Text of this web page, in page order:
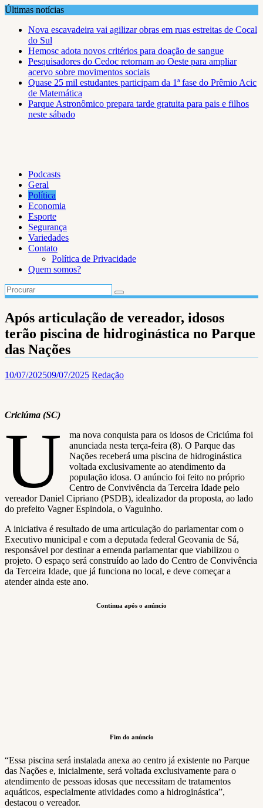
Skip
content
Últimas notícias
Nova escavadeira vai agilizar obras em ruas estreitas de Cocal
do Sul
Hemosc adota novos critérios para doação de sangue
Pesquisadores do Cedoc retornam ao Oeste para ampliar
acervo sobre movimentos sociais
Quase 25 mil estudantes participam da 1ª fase do Prêmio Acic
de Matemática
Parque Astronômico prepara tarde gratuita para pais e filhos
neste sábado
Podcasts
Geral
Política
Economia
Esporte
Segurança
Variedades
Contato
Política de Privacidade
Quem somos?
Após articulação de vereador, idosos
terão piscina de hidroginástica no Parque
das Nações
10/07/202509/07/2025 Redação
Criciúma (SC)
U
ma nova conquista para os idosos de Criciúma foi
anunciada nesta terça-feira (8). O Parque das
Nações receberá uma piscina de hidroginástica
voltada exclusivamente ao atendimento da
população idosa. O anúncio foi feito no próprio
Centro de Convivência da Terceira Idade pelo
vereador Daniel Cipriano (PSDB), idealizador da proposta, ao lado
do prefeito Vagner Espindola, o Vaguinho.
A iniciativa é resultado de uma articulação do parlamentar com o
Executivo municipal e com a deputada federal Geovania de Sá,
responsável por destinar a emenda parlamentar que viabilizou o
projeto. O espaço será construído ao lado do Centro de Convivência
da Terceira Idade, que já funciona no local, e deve começar a
atender ainda este ano.
Continua após o anúncio
Fim do anúncio
“Essa piscina será instalada anexa ao centro já existente no Parque
das Nações e, inicialmente, será voltada exclusivamente para o
atendimento de pessoas idosas que necessitam de tratamentos
aquáticos, especialmente atividades como a hidroginástica”,
destacou o vereador.